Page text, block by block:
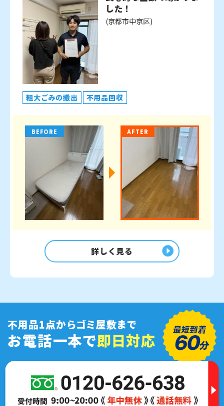
した！
(京都市中京区)
粗大ごみの搬出 不用品回収
BEFORE AFTER
詳しく見る